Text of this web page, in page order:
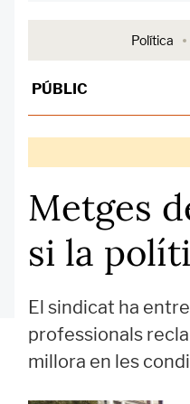
Política
PÚBLIC
Metges
si la
El sindicat ha
professionals
millora en les